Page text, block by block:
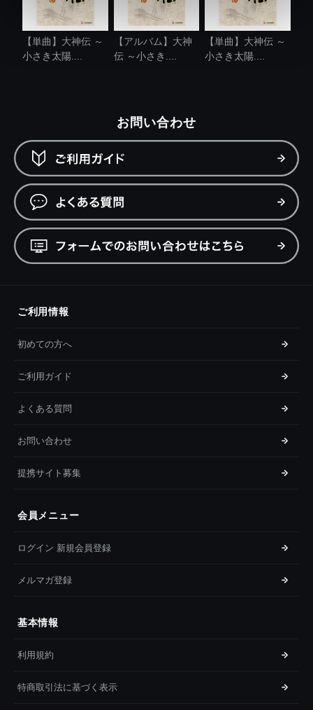
【単曲】大神伝 ～
小さき太陽....
【アルバム】大神
伝 ～小さき....
【単曲】大神伝 ～
小さき太陽....
お問い合わせ
ご利用情報
初めての方へ
ご利用ガイド
よくある質問
お問い合わせ
提携サイト募集
会員メニュー
ログイン 新規会員登録
メルマガ登録
基本情報
利用規約
特商取引法に基づく表示